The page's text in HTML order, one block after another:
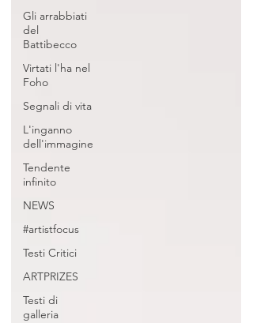
Gli arrabbiati
del
Battibecco
Virtati l'ha nel
Foho
Segnali di vita
L'inganno
dell'immagine
Tendente
infinito
NEWS
#artistfocus
Testi Critici
ARTPRIZES
Testi di
galleria